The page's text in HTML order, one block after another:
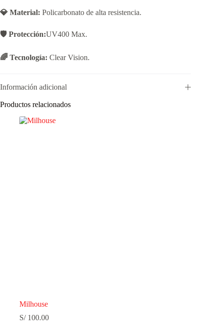
💎 Material: Policarbonato de alta resistencia.
🛡️ Protección:UV400 Max.
🌈 Tecnología: Clear Vision.
Información adicional
Productos relacionados
Milhouse
S/100.00